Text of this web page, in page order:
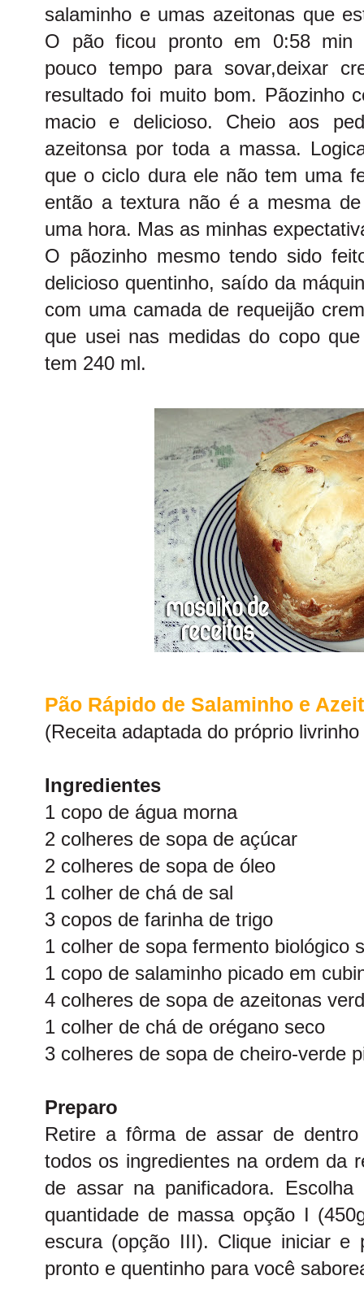
salaminho e umas azeitonas que
O pão ficou pronto em 0:58 min
pouco tempo para sovar,deixar
resultado foi muito bom. Pãozinho
macio e delicioso. Cheio aos
azeitonsa por toda a massa.
que o ciclo dura ele não tem uma
então a textura não é a mesma
uma hora. Mas as minhas
O pãozinho mesmo tendo sido
delicioso quentinho, saído da
com uma camada de requeijão
que usei nas medidas do copo
tem 240 ml.
Pão Rápido de Salaminho e
(Receita adaptada do próprio
Ingredientes
1 copo de água morna
2 colheres de sopa de açúcar
2 colheres de sopa de óleo
1 colher de chá de sal
3 copos de farinha de trigo
1 colher de sopa fermento biológico
1 copo de salaminho picado em
4 colheres de sopa de azeitonas
1 colher de chá de orégano seco
3 colheres de sopa de cheiro-verde
Preparo
Retire a fôrma de assar de dentro
todos os ingredientes na ordem da
de assar na panificadora.
quantidade de massa opção I
escura (opção III). Clique iniciar e
pronto e quentinho para você